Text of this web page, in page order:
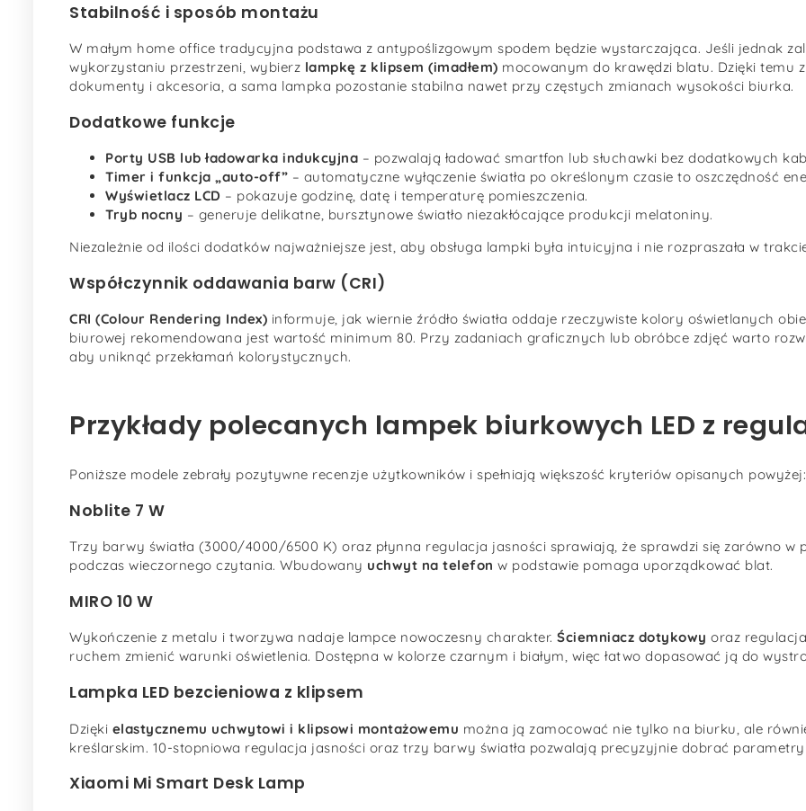
Stabilność i sposób montażu
W małym home office tradycyjna podstawa z antypoślizgowym spodem będzie wystarczająca. Jeśli jednak
wykorzystaniu przestrzeni, wybierz lampkę z klipsem (imadłem) mocowanym do krawędzi blatu. Dzięki temu
dokumenty i akcesoria, a sama lampka pozostanie stabilna nawet przy częstych zmianach wysokości biurka.
Dodatkowe funkcje
Porty USB lub ładowarka indukcyjna – pozwalają ładować smartfon lub słuchawki bez dodatkowych
Timer i funkcja „auto-off” – automatyczne wyłączenie światła po określonym czasie to oszczędność
Wyświetlacz LCD – pokazuje godzinę, datę i temperaturę pomieszczenia.
Tryb nocny – generuje delikatne, bursztynowe światło niezakłócające produkcji melatoniny.
Niezależnie od ilości dodatków najważniejsze jest, aby obsługa lampki była intuicyjna i nie rozpraszała w
Współczynnik oddawania barw (CRI)
CRI (Colour Rendering Index) informuje, jak wiernie źródło światła oddaje rzeczywiste kolory oświetlanych
biurowej rekomendowana jest wartość minimum 80. Przy zadaniach graficznych lub obróbce zdjęć warto
aby uniknąć przekłamań kolorystycznych.
Przykłady polecanych lampek biurkowych LED z
Poniższe modele zebrały pozytywne recenzje użytkowników i spełniają większość kryteriów opisanych powyżej:
Noblite 7 W
Trzy barwy światła (3000/4000/6500 K) oraz płynna regulacja jasności sprawiają, że sprawdzi się zarówno w
podczas wieczornego czytania. Wbudowany uchwyt na telefon w podstawie pomaga uporządkować blat.
MIRO 10 W
Wykończenie z metalu i tworzywa nadaje lampce nowoczesny charakter. Ściemniacz dotykowy oraz
ruchem zmienić warunki oświetlenia. Dostępna w kolorze czarnym i białym, więc łatwo dopasować ją do
Lampka LED bezcieniowa z klipsem
Dzięki elastycznemu uchwytowi i klipsowi montażowemu można ją zamocować nie tylko na biurku, ale
kreślarskim. 10-stopniowa regulacja jasności oraz trzy barwy światła pozwalają precyzyjnie dobrać
Xiaomi Mi Smart Desk Lamp